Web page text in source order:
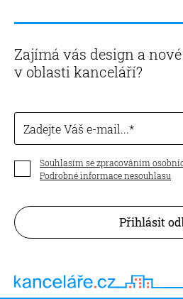
Zajímá vás design a
v oblasti kanceláří?
Zadejte Váš e-mail...
Souhlasím se zpracováním
Podrobné informace nesouhlasu
Přihlásit